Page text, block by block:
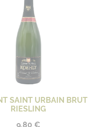
SAINT URBAIN BRUT
RIESLING
9,80 €